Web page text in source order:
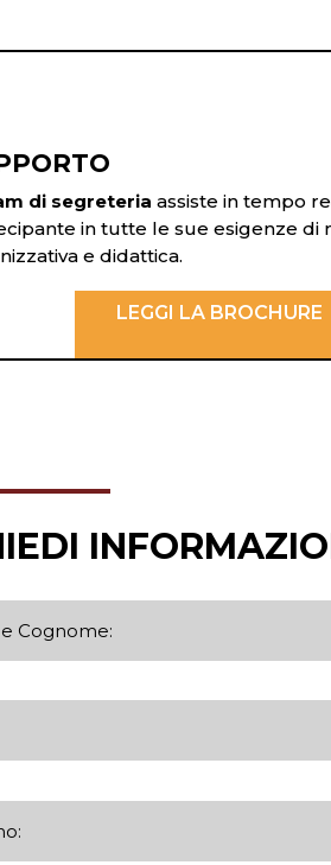
di segreteria assiste in tempo
in tutte le sue esigenze di
e didattica.
LEGGI LA BROCHURE